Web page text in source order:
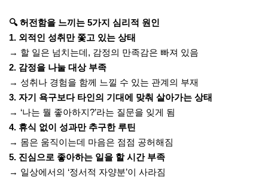
🔍 허전함을 느끼는 5가지 심리적 원인
1. 외적인 성취만 쫓고 있는 상태
→ 할 일은 넘치는데, 감정의 만족감은 빠져 있음
2. 감정을 나눌 대상 부족
→ 성취나 경험을 함께 느낄 수 있는 관계의 부재
3. 자기 욕구보다 타인의 기대에 맞춰 살아가는 상태
→ ‘나는 뭘 좋아하지?’라는 질문을 잊게 됨
4. 휴식 없이 성과만 추구한 루틴
→ 몸은 움직이는데 마음은 점점 공허해짐
5. 진심으로 좋아하는 일을 할 시간 부족
→ 일상에서의 ‘정서적 자양분’이 사라짐